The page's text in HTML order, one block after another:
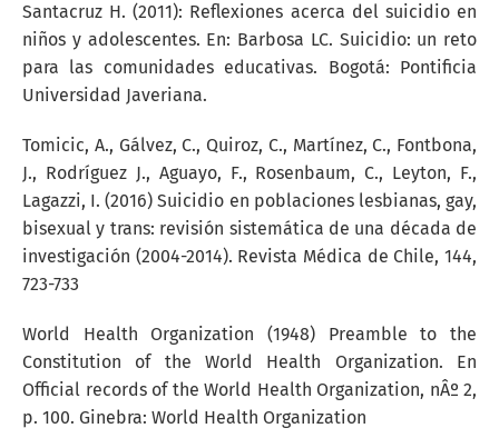
Santacruz H. (2011): Reflexiones acerca del suicidio en
niños y adolescentes. En: Barbosa LC. Suicidio: un reto
para las comunidades educativas. Bogotá: Pontificia
Universidad Javeriana.
Tomicic, A., Gálvez, C., Quiroz, C., Martínez, C., Fontbona,
J., Rodríguez J., Aguayo, F., Rosenbaum, C., Leyton, F.,
Lagazzi, I. (2016) Suicidio en poblaciones lesbianas, gay,
bisexual y trans: revisión sistemática de una década de
investigación (2004-2014). Revista Médica de Chile, 144,
723-733
World Health Organization (1948) Preamble to the
Constitution of the World Health Organization. En
Official records of the World Health Organization, nÂº 2,
p. 100. Ginebra: World Health Organization